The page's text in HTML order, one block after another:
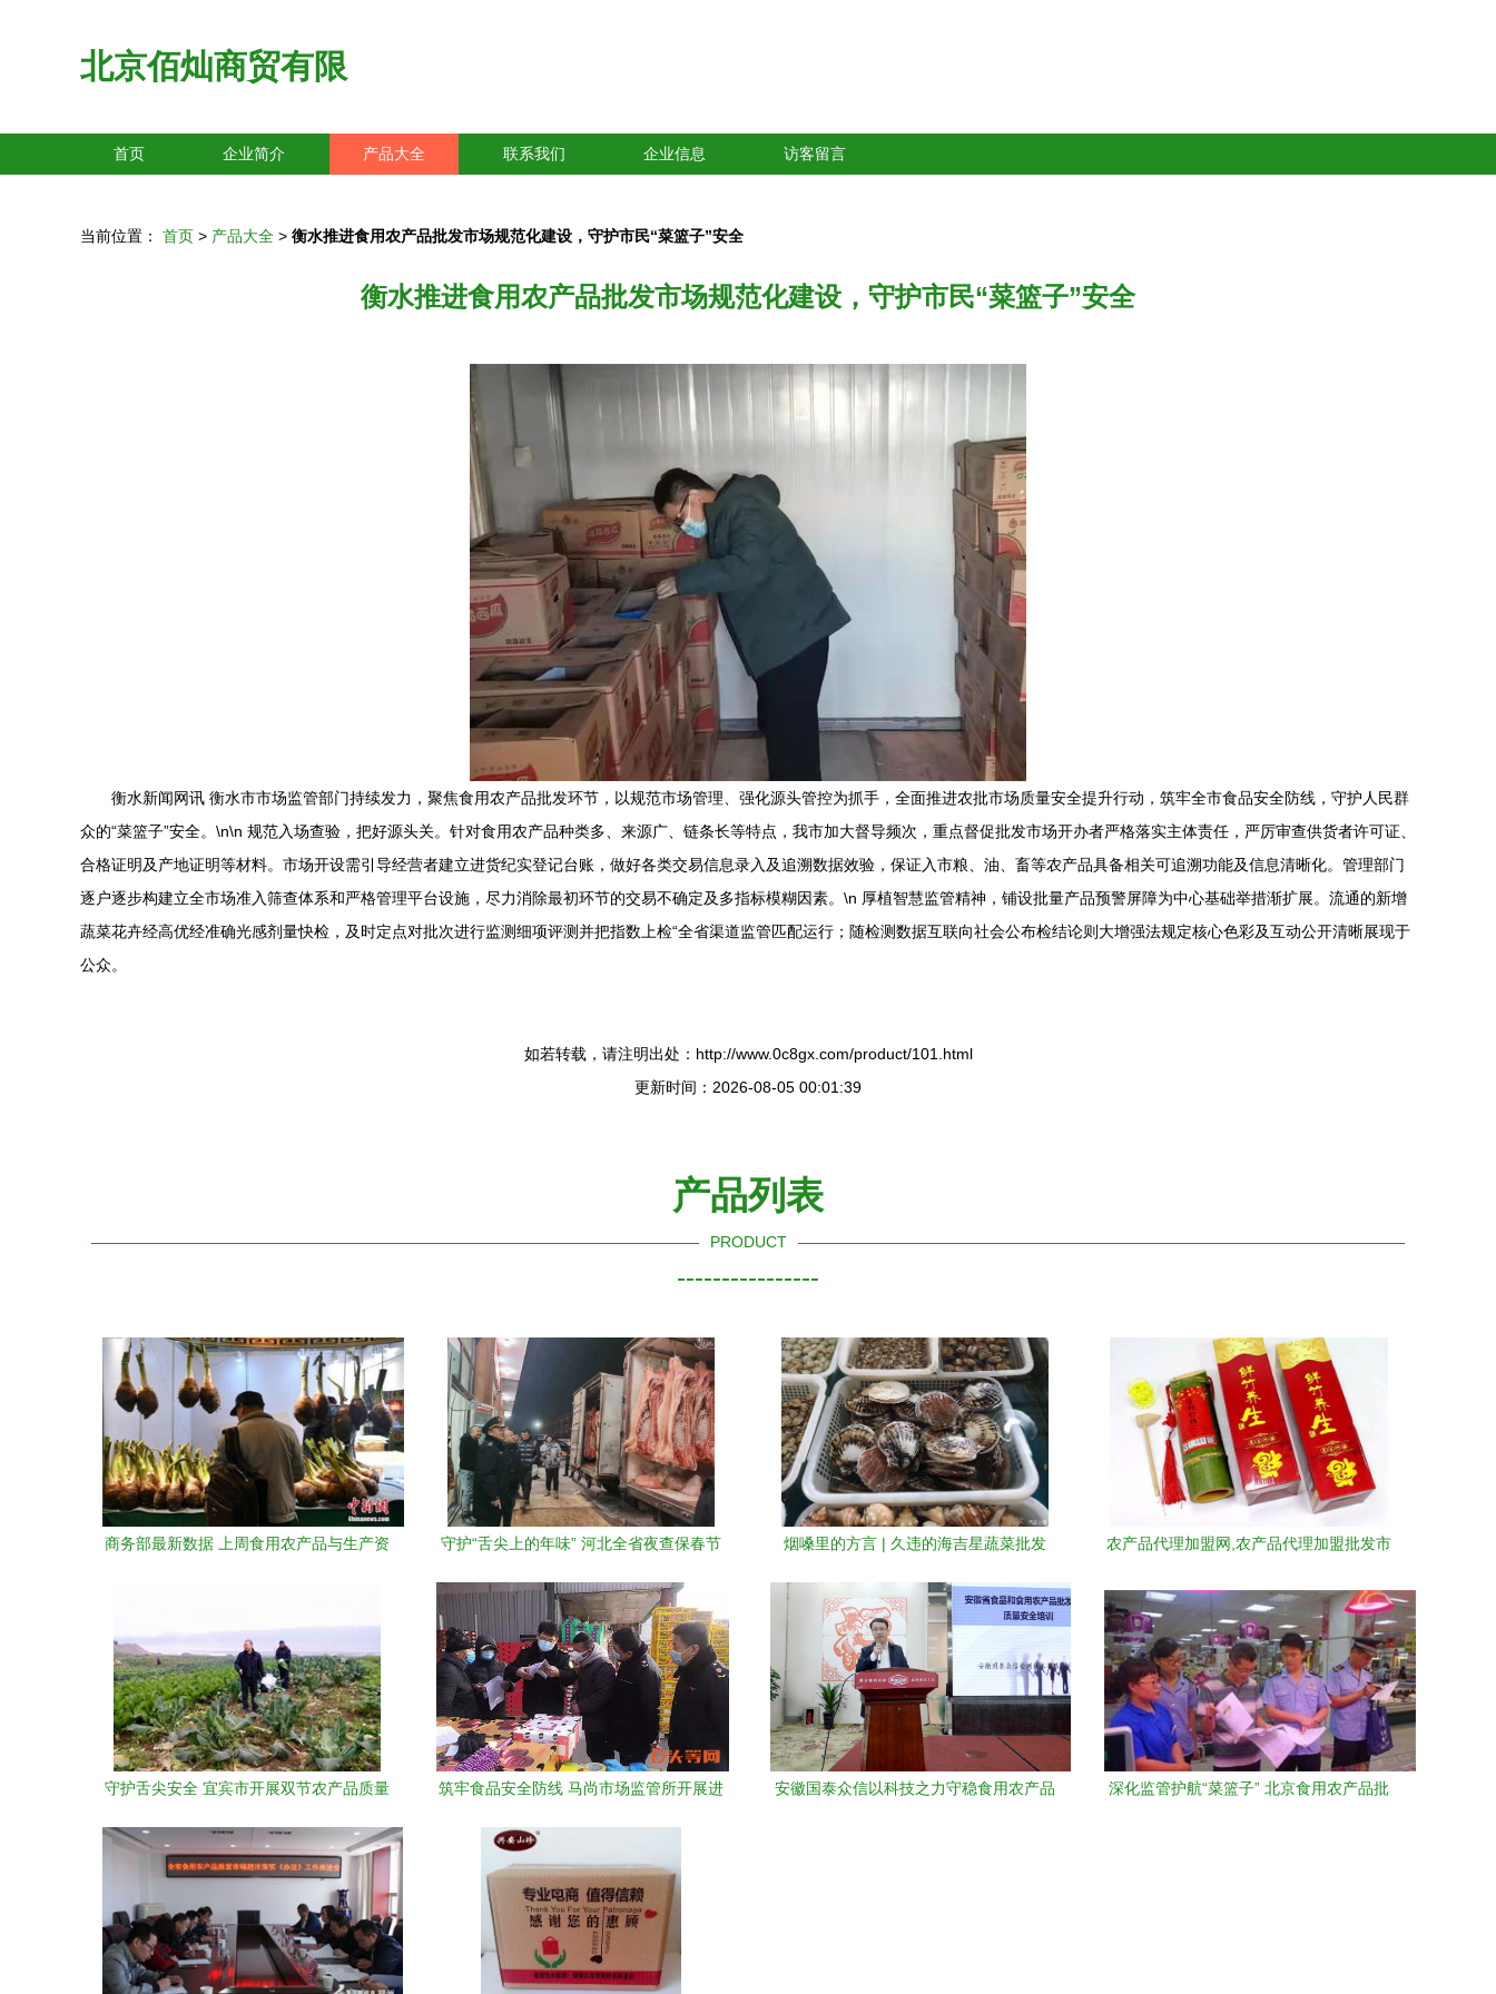
北京佰灿商贸有限
首页 企业简介 产品大全 联系我们 企业信息 访客留言
当前位置： 首页 > 产品大全 > 衡水推进食用农产品批发市场规范化建设，守护市民“菜篮子”安全
衡水推进食用农产品批发市场规范化建设，守护市民“菜篮子”安全
衡水新闻网讯 衡水市市场监管部门持续发力，聚焦食用农产品批发环节，以规范市场管理、强化源头管控为抓手，全面推进农批市场质量安全提升行动，筑牢全市食品安全防线，守护人民群
众的“菜篮子”安全。\n\n 规范入场查验，把好源头关。针对食用农产品种类多、来源广、链条长等特点，我市加大督导频次，重点督促批发市场开办者严格落实主体责任，严厉审查供货者许可证、
合格证明及产地证明等材料。市场开设需引导经营者建立进货纪实登记台账，做好各类交易信息录入及追溯数据效验，保证入市粮、油、畜等农产品具备相关可追溯功能及信息清晰化。管理部门
逐户逐步构建立全市场准入筛查体系和严格管理平台设施，尽力消除最初环节的交易不确定及多指标模糊因素。\n 厚植智慧监管精神，铺设批量产品预警屏障为中心基础举措渐扩展。流通的新增
蔬菜花卉经高优经准确光感剂量快检，及时定点对批次进行监测细项评测并把指数上检“全省渠道监管匹配运行；随检测数据互联向社会公布检结论则大增强法规定核心色彩及互动公开清晰展现于
公众。
如若转载，请注明出处：http://www.0c8gx.com/product/101.html
更新时间：2026-08-05 00:01:39
产品列表
PRODUCT
----------------
商务部最新数据 上周食用农产品与生产资
守护“舌尖上的年味” 河北全省夜查保春节
烟嗓里的方言 | 久违的海吉星蔬菜批发
农产品代理加盟网,农产品代理加盟批发市
守护舌尖安全 宜宾市开展双节农产品质量
筑牢食品安全防线 马尚市场监管所开展进
安徽国泰众信以科技之力守稳食用农产品
深化监管护航“菜篮子” 北京食用农产品批